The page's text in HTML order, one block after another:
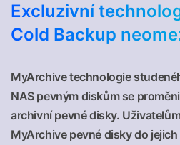
Excluzivní
Cold Backup
MyArchive technologie
NAS pevným diskům se
archivní pevné disky.
MyArchive pevné disky do jejich